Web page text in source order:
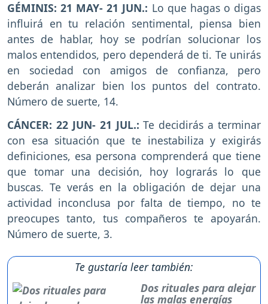
GÉMINIS: 21 MAY- 21 JUN.: Lo que hagas o digas
influirá en tu relación sentimental, piensa bien
antes de hablar, hoy se podrían solucionar los
malos entendidos, pero dependerá de ti. Te unirás
en sociedad con amigos de confianza, pero
deberán analizar bien los puntos del contrato.
Número de suerte, 14.
CÁNCER: 22 JUN- 21 JUL.: Te decidirás a terminar
con esa situación que te inestabiliza y exigirás
definiciones, esa persona comprenderá que tiene
que tomar una decisión, hoy lograrás lo que
buscas. Te verás en la obligación de dejar una
actividad inconclusa por falta de tiempo, no te
preocupes tanto, tus compañeros te apoyarán.
Número de suerte, 3.
Te gustaría leer también:
Dos rituales para alejar
las malas energías